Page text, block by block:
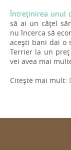
Întreținirea unul
să ai un cățel
nu încerca să
acești bani dai o
Terrier la un
vei avea mai
Citește mai mult: